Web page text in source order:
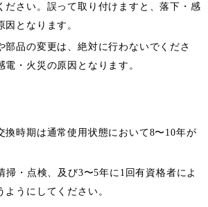
ださい。誤って取り付けますと、落下・感
因となります。
部品の変更は、絶対に行わないでくださ
電・火災の原因となります。
換時期は通常使用状態において8〜10年が
掃・点検、及び3〜5年に1回有資格者によ
ようにしてください。